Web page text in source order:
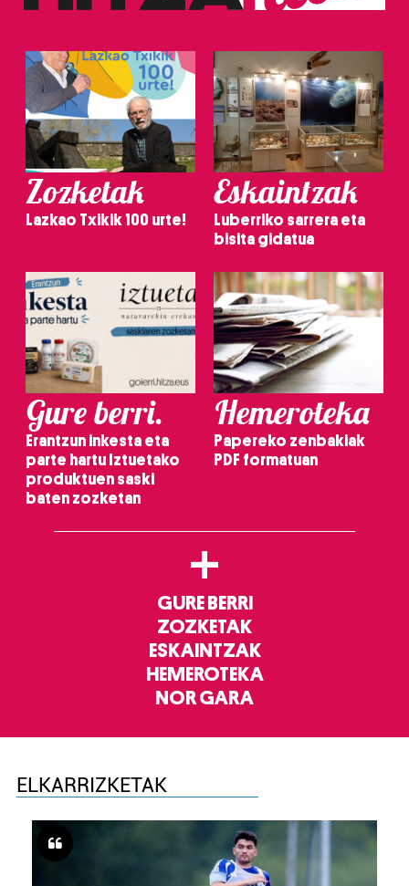
Zozketak
Lazkao Txikik 100 urte!
Eskaintzak
Luberriko sarrera eta
bisita gidatua
Gure berri.
Erantzun inkesta eta
parte hartu Iztuetako
produktuen saski
baten zozketan
Hemeroteka
Papereko zenbakiak
PDF formatuan
+
GURE BERRI
ZOZKETAK
ESKAINTZAK
HEMEROTEKA
NOR GARA
ELKARRIZKETAK